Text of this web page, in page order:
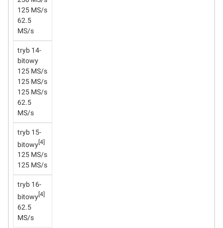
125 MS/s
62.5
MS/s
tryb 14-
bitowy
125 MS/s
125 MS/s
125 MS/s
62.5
MS/s
tryb 15-
bitowy[4]
125 MS/s
125 MS/s
tryb 16-
bitowy[4]
62.5
MS/s